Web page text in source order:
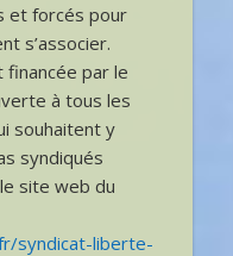
et forcés pour
s’associer.
par le
à tous les
souhaitent y
syndiqués
site web du
syndicat-liberte-